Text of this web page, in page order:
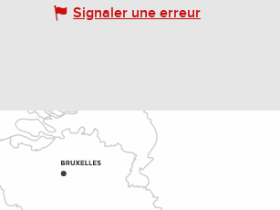
Signaler une erreur